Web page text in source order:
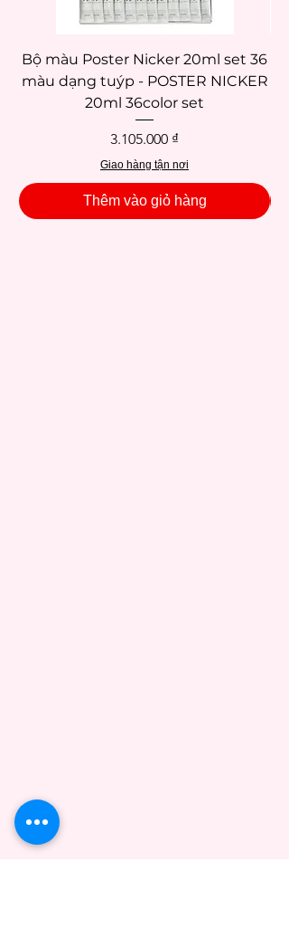
Bộ màu Poster Nicker 20ml set 36
màu dạng tuýp - POSTER NICKER
20ml 36color set
Giá
3.105.000 ₫
Giao hàng tận nơi
Thêm vào giỏ hàng